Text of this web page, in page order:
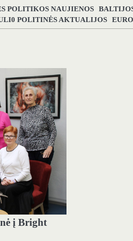
POLITIKOS NAUJIENOS
POLITINĖS AKTUALIJOS
į Bright